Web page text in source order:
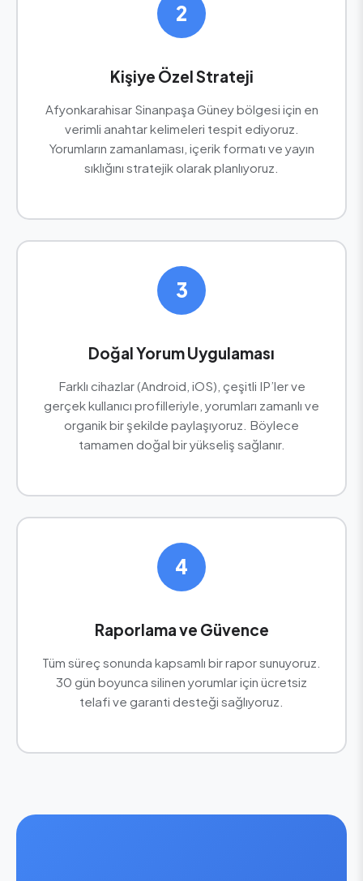
2
Kişiye Özel Strateji
Afyonkarahisar Sinanpaşa Güney bölgesi için en
verimli anahtar kelimeleri tespit ediyoruz.
Yorumların zamanlaması, içerik formatı ve yayın
sıklığını stratejik olarak planlıyoruz.
3
Doğal Yorum Uygulaması
Farklı cihazlar (Android, iOS), çeşitli IP’ler ve
gerçek kullanıcı profilleriyle, yorumları zamanlı ve
organik bir şekilde paylaşıyoruz. Böylece
tamamen doğal bir yükseliş sağlanır.
4
Raporlama ve Güvence
Tüm süreç sonunda kapsamlı bir rapor sunuyoruz.
30 gün boyunca silinen yorumlar için ücretsiz
telafi ve garanti desteği sağlıyoruz.